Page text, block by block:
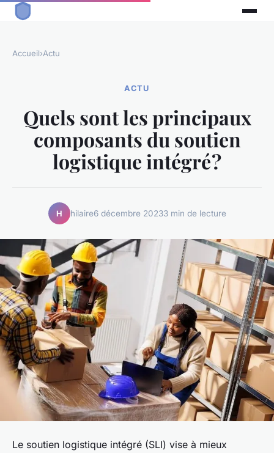
Accueil›Actu
ACTU
Quels sont les principaux
composants du soutien
logistique intégré ?
H hilaire6 décembre 20233 min de lecture
Le soutien logistique intégré (SLI) vise à mieux